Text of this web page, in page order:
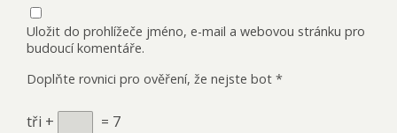
Uložit do prohlížeče jméno, e-mail a webovou stránku pro
budoucí komentáře.
Doplňte rovnici pro ověření, že nejste bot *
tři + = 7